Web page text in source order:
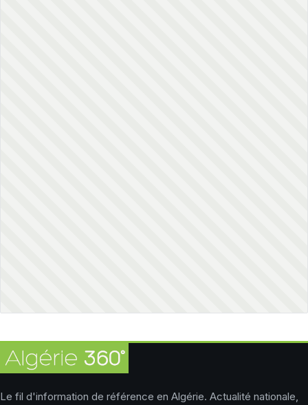
Le fil d'information de référence en Algérie. Actualité nationale,